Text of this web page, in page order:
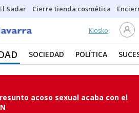
Sadar Cierre tienda cosmética
Kiosko
SOCIEDAD POLÍTICA
acoso sexual acaba con el